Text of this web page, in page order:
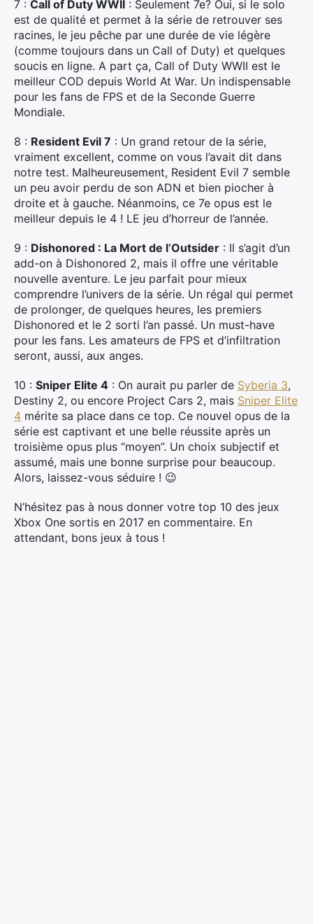
7 : Call of Duty WWII : Seulement 7e? Oui, si le solo
est de qualité et permet à la série de retrouver ses
racines, le jeu pêche par une durée de vie légère
(comme toujours dans un Call of Duty) et quelques
soucis en ligne. A part ça, Call of Duty WWII est le
meilleur COD depuis World At War. Un indispensable
pour les fans de FPS et de la Seconde Guerre
Mondiale.
8 : Resident Evil 7 : Un grand retour de la série,
vraiment excellent, comme on vous l’avait dit dans
notre test. Malheureusement, Resident Evil 7 semble
un peu avoir perdu de son ADN et bien piocher à
droite et à gauche. Néanmoins, ce 7e opus est le
meilleur depuis le 4 ! LE jeu d’horreur de l’année.
9 : Dishonored : La Mort de l’Outsider : Il s’agit d’un
add-on à Dishonored 2, mais il offre une véritable
nouvelle aventure. Le jeu parfait pour mieux
comprendre l’univers de la série. Un régal qui permet
de prolonger, de quelques heures, les premiers
Dishonored et le 2 sorti l’an passé. Un must-have
pour les fans. Les amateurs de FPS et d’infiltration
seront, aussi, aux anges.
10 : Sniper Elite 4 : On aurait pu parler de Syberia 3,
Destiny 2, ou encore Project Cars 2, mais Sniper Elite
4 mérite sa place dans ce top. Ce nouvel opus de la
série est captivant et une belle réussite après un
troisième opus plus “moyen”. Un choix subjectif et
assumé, mais une bonne surprise pour beaucoup.
Alors, laissez-vous séduire ! 😉
N’hésitez pas à nous donner votre top 10 des jeux
Xbox One sortis en 2017 en commentaire. En
attendant, bons jeux à tous !
×
Rechercher